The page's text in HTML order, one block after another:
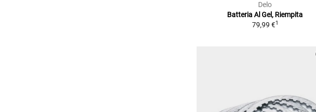
Delo
Batteria Al Gel, Riempita
79,99 €1